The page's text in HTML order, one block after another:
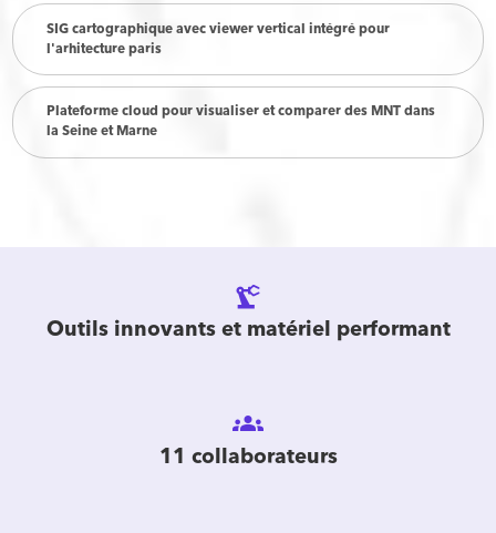
SIG cartographique avec viewer vertical intégré pour
l'arhitecture paris
Plateforme cloud pour visualiser et comparer des MNT dans
la Seine et Marne
precision_manufacturing
Outils innovants et matériel performant
groups
11 collaborateurs